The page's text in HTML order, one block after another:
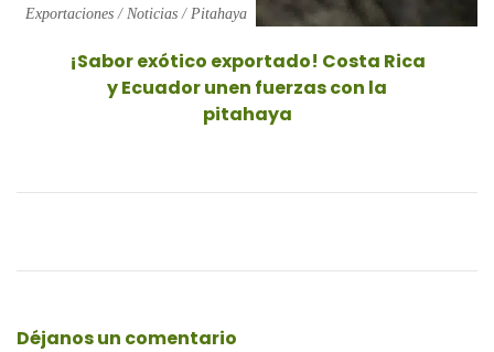
Exportaciones/Noticias/Pitahaya
¡Sabor exótico exportado! Costa Rica
y Ecuador unen fuerzas con la
pitahaya
Déjanosun comentario